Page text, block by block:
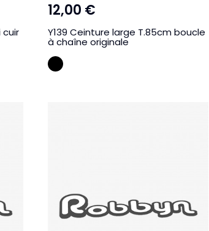
cuir
12,00 €
Y139 Ceinture large T.85cm boucle
à chaîne originale
Creme